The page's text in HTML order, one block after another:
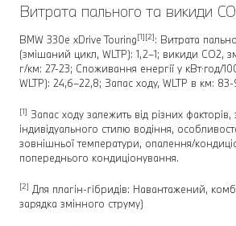
Витрата пального та викиди
BMW 330e xDrive Touring[1][2]: Витрата
(змішаний цикл, WLTP): 1,2–1; викиди CO2,
г/км: 27-23; Споживання енергії у кВт⋅год/
WLTP): 24,6–22,8; Запас ходу, WLTP в км: 83-
[1] Запас ходу залежить від різних
індивідуального стилю водіння,
зовнішньої температури, опалення/
попереднього кондиціонування.
[2] Для плагін-гібридів: Навантажений,
зарядка змінного струму)